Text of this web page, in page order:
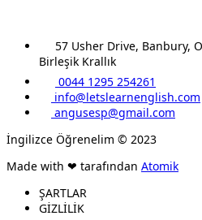
57 Usher Drive, Banbury,
Birleşik Krallık
0044 1295 254261
info@letslearnenglish.com
angusesp@gmail.com
İngilizce Öğrenelim © 2023
Made with ❤ tarafından Atomik
ŞARTLAR
GİZLİLİK